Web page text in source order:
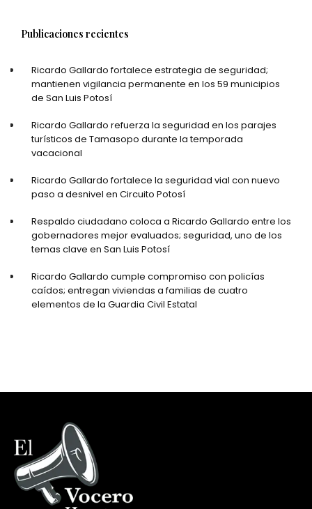
Publicaciones recientes
Ricardo Gallardo fortalece estrategia de seguridad;
mantienen vigilancia permanente en los 59 municipios
de San Luis Potosí
Ricardo Gallardo refuerza la seguridad en los parajes
turísticos de Tamasopo durante la temporada
vacacional
Ricardo Gallardo fortalece la seguridad vial con nuevo
paso a desnivel en Circuito Potosí
Respaldo ciudadano coloca a Ricardo Gallardo entre los
gobernadores mejor evaluados; seguridad, uno de los
temas clave en San Luis Potosí
Ricardo Gallardo cumple compromiso con policías
caídos; entregan viviendas a familias de cuatro
elementos de la Guardia Civil Estatal